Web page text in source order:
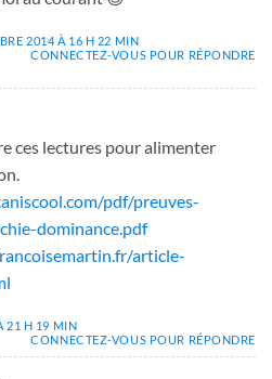
2014 À 16 H 22 MIN
CONNECTEZ-VOUS POUR RÉPONDRE
ces lectures pour alimenter
pdf/preuves-
dominance.pdf
article-
21 H 19 MIN
CONNECTEZ-VOUS POUR RÉPONDRE